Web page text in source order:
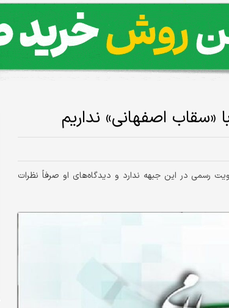
«سقاب اصفهانی» نداریم
رسمی در این جبهه ندارد و دیدگاه‌های او صرفاً نظرات